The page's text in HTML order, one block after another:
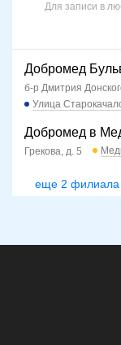
Для записи в
Добромед
б-р Дмитрия
Улица
Добромед в
Грекова, д. 5
еще 2 филиала